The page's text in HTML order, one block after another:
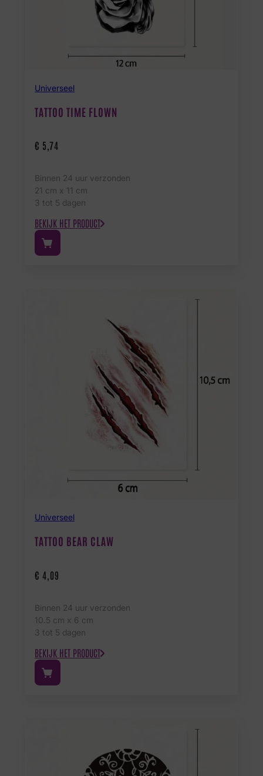
Universeel
TATTOO TIME FLOWN
€ 5,74
Binnen 24 uur verzonden
21 cm x 11 cm
3 tot 5 dagen
BEKIJK HET PRODUCT
Universeel
TATTOO BEAR CLAW
€ 4,09
Binnen 24 uur verzonden
10.5 cm x 6 cm
3 tot 5 dagen
BEKIJK HET PRODUCT